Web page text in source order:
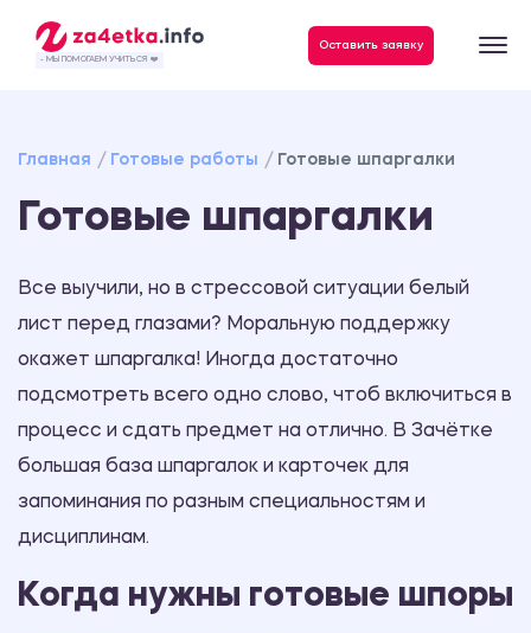
- МЫ ПОМОГАЕМ УЧИТЬСЯ ❤️
Оставить заявку
Главная Готовые работы Готовые шпаргалки
Готовые шпаргалки
Все выучили, но в стрессовой ситуации белый
лист перед глазами? Моральную поддержку
окажет шпаргалка! Иногда достаточно
подсмотреть всего одно слово, чтоб включиться в
процесс и сдать предмет на отлично. В Зачётке
большая база шпаргалок и карточек для
запоминания по разным специальностям и
дисциплинам.
Когда нужны готовые шпоры